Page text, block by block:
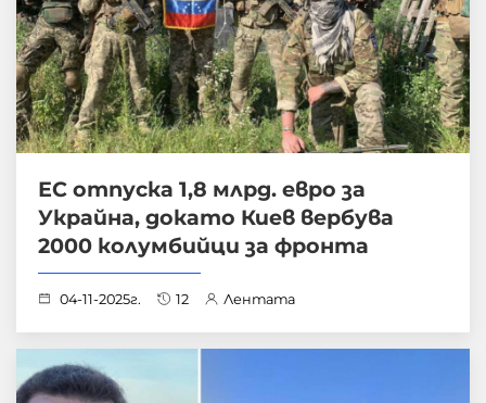
ЕС отпуска 1,8 млрд. евро за
Украйна, докато Киев вербува
2000 колумбийци за фронта
04-11-2025г. 12 Лентата